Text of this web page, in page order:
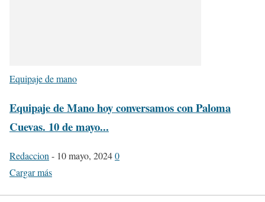
Equipaje de mano
Equipaje de Mano hoy conversamos con Paloma
Cuevas. 10 de mayo...
Redaccion - 10 mayo, 20240
Cargar más